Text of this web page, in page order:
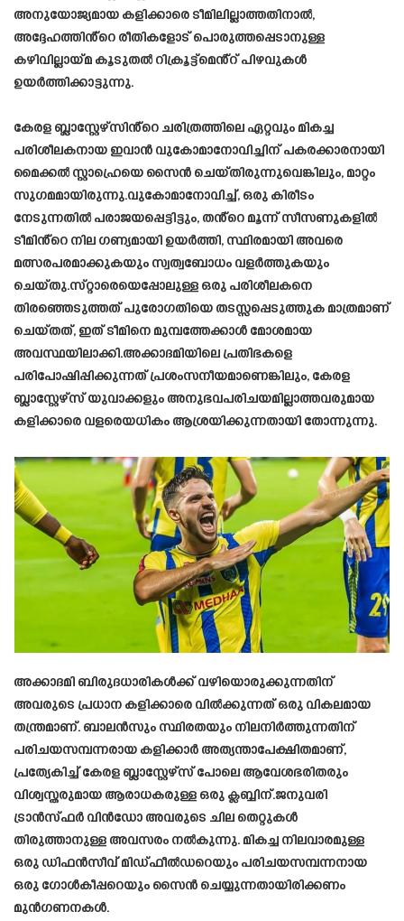
അനുയോജ്യമായ കളിക്കാരെ ടീമിലില്ലാത്തതിനാൽ,
അദ്ദേഹത്തിൻ്റെ രീതികളോട് പൊരുത്തപ്പെടാനുള്ള
കഴിവില്ലായ്മ കൂടുതൽ റിക്രൂട്ട്മെൻ്റ് പിഴവുകൾ
ഉയർത്തിക്കാട്ടുന്നു.
കേരള ബ്ലാസ്റ്റേഴ്‌സിൻ്റെ ചരിത്രത്തിലെ ഏറ്റവും മികച്ച
പരിശീലകനായ ഇവാൻ വുകോമാനോവിച്ചിന് പകരക്കാരനായി
മൈക്കൽ സ്റ്റാഹ്രെയെ സൈൻ ചെയ്‌തിരുന്നുവെങ്കിലും, മാറ്റം
സുഗമമായിരുന്നു.വുകോമാനോവിച്ച്, ഒരു കിരീടം
നേടുന്നതിൽ പരാജയപ്പെട്ടിട്ടും, തൻ്റെ മൂന്ന് സീസണുകളിൽ
ടീമിൻ്റെ നില ഗണ്യമായി ഉയർത്തി, സ്ഥിരമായി അവരെ
മത്സരപരമാക്കുകയും സ്വത്വബോധം വളർത്തുകയും
ചെയ്തു.സ്‌റ്റാരെയെപ്പോലുള്ള ഒരു പരിശീലകനെ
തിരഞ്ഞെടുത്തത് പുരോഗതിയെ തടസ്സപ്പെടുത്തുക മാത്രമാണ്
ചെയ്‌തത്, ഇത് ടീമിനെ മുമ്പത്തേക്കാൾ മോശമായ
അവസ്ഥയിലാക്കി.അക്കാദമിയിലെ പ്രതിഭകളെ
പരിപോഷിപ്പിക്കുന്നത് പ്രശംസനീയമാണെങ്കിലും, കേരള
ബ്ലാസ്റ്റേഴ്‌സ് യുവാക്കളും അനുഭവപരിചയമില്ലാത്തവരുമായ
കളിക്കാരെ വളരെയധികം ആശ്രയിക്കുന്നതായി തോന്നുന്നു.
അക്കാദമി ബിരുദധാരികൾക്ക് വഴിയൊരുക്കുന്നതിന്
അവരുടെ പ്രധാന കളിക്കാരെ വിൽക്കുന്നത് ഒരു വികലമായ
തന്ത്രമാണ്. ബാലൻസും സ്ഥിരതയും നിലനിർത്തുന്നതിന്
പരിചയസമ്പന്നരായ കളിക്കാർ അത്യന്താപേക്ഷിതമാണ്,
പ്രത്യേകിച്ച് കേരള ബ്ലാസ്റ്റേഴ്‌സ് പോലെ ആവേശഭരിതരും
വിശ്വസ്തരുമായ ആരാധകരുള്ള ഒരു ക്ലബ്ബിന്.ജനുവരി
ട്രാൻസ്ഫർ വിൻഡോ അവരുടെ ചില തെറ്റുകൾ
തിരുത്താനുള്ള അവസരം നൽകുന്നു. മികച്ച നിലവാരമുള്ള
ഒരു ഡിഫൻസീവ് മിഡ്ഫീൽഡറെയും പരിചയസമ്പന്നനായ
ഒരു ഗോൾകീപ്പറെയും സൈൻ ചെയ്യുന്നതായിരിക്കണം
മുൻഗണനകൾ.